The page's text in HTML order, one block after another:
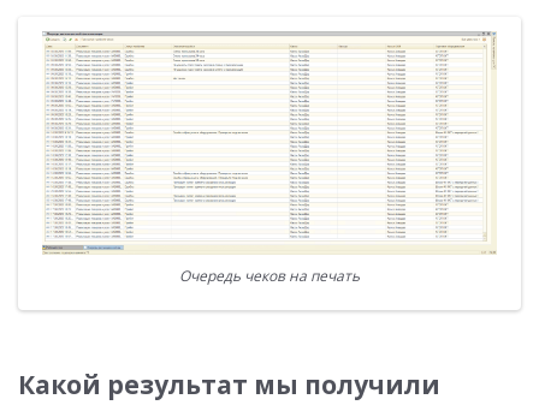
Очередь чеков на печать
Какой результат мы получили